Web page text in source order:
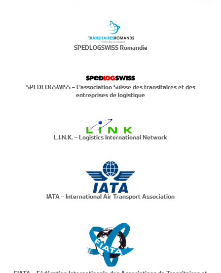
SPEDLOGSWISS Romandie
SPEDLOGSWISS – L'association Suisse des transitaires et des
entreprises de logistique
L.I.N.K. – Logistics International Network
IATA – International Air Transport Association